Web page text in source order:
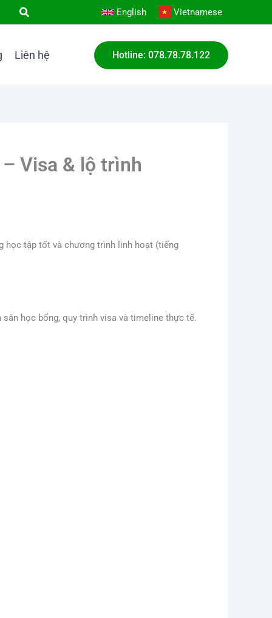
English Vietnamese
Liên hệ Hotline: 078.78.78.122
Visa & lộ trình
học tập tốt và chương trình linh hoạt (tiếng
học bổng, quy trình visa và timeline thực tế.